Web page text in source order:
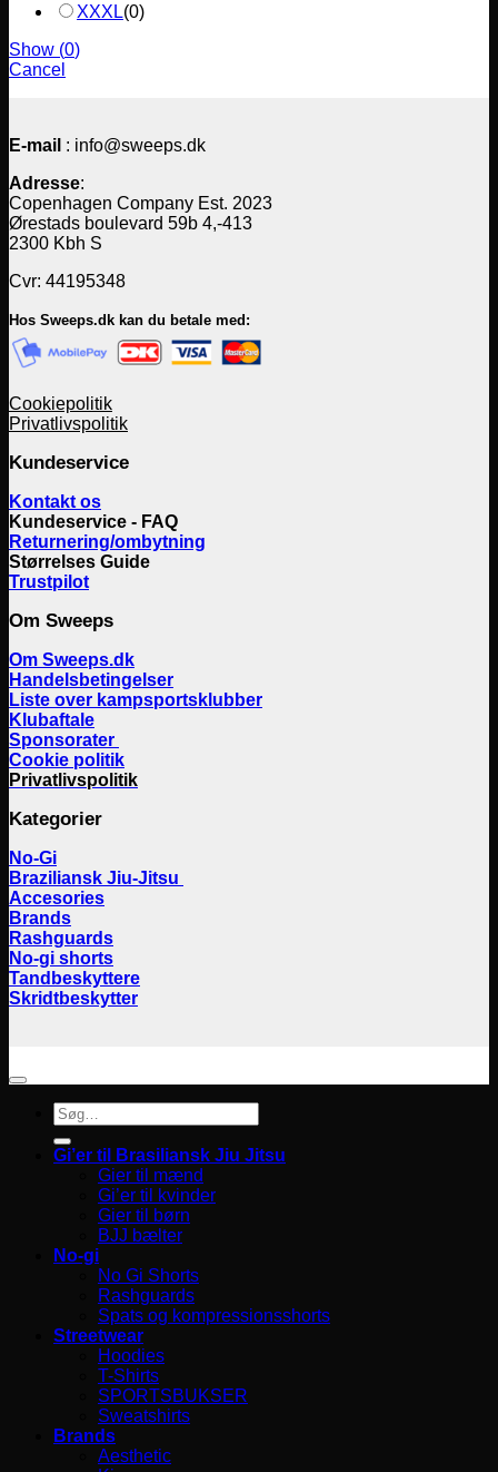
XXXL(0)
Show (0)
Cancel
E-mail : info@sweeps.dk
Adresse:
Copenhagen Company Est. 2023
Ørestads boulevard 59b 4,-413
2300 Kbh S
Cvr: 44195348
Hos Sweeps.dk kan du betale med:
Cookiepolitik
Privatlivspolitik
Kundeservice
Kontakt os
Kundeservice - FAQ
Returnering/ombytning
Størrelses Guide
Trustpilot
Om Sweeps
Om Sweeps.dk
Handelsbetingelser
Liste over kampsportsklubber
Klubaftale
Sponsorater
Cookie politik
Privatlivspolitik
Kategorier
No-Gi
Braziliansk Jiu-Jitsu
Accesories
Brands
Rashguards
No-gi shorts
Tandbeskyttere
Skridtbeskytter
Søg
efter:
Gi’er til Brasiliansk Jiu Jitsu
Gier til mænd
Gi’er til kvinder
Gier til børn
BJJ bælter
No-gi
No Gi Shorts
Rashguards
Spats og kompressionsshorts
Streetwear
Hoodies
T-Shirts
SPORTSBUKSER
Sweatshirts
Brands
Aesthetic